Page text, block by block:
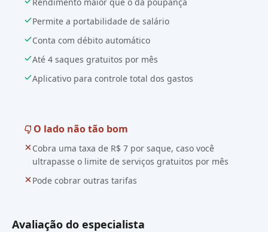
Permite a portabilidade de salário
Conta com débito automático
Até 4 saques gratuitos por mês
Aplicativo para controle total dos gastos
O lado não tão bom
Cobra uma taxa de R$ 7 por saque, caso você
ultrapasse o limite de serviços gratuitos por mês
Pode cobrar outras tarifas
Avaliação do especialista